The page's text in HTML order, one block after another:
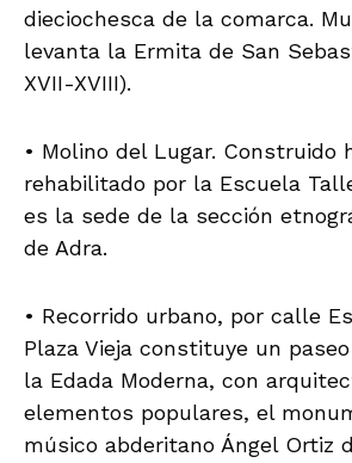
dieciochesca de la comarca.
levanta la Ermita de San
XVII-XVIII).
• Molino del Lugar. Construido
rehabilitado por la Escuela
es la sede de la sección
de Adra.
• Recorrido urbano, por calle
Plaza Vieja constituye un
la Edada Moderna, con
elementos populares, el
músico abderitano Ángel Ortiz